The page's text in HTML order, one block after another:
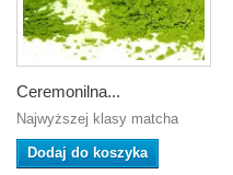
Ceremonilna...
Najwyższej klasy matcha
Dodaj do koszyka